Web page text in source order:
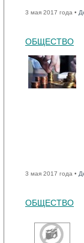
3 мая 2017 года •
ОБЩЕСТВО
3 мая 2017 года •
ОБЩЕСТВО